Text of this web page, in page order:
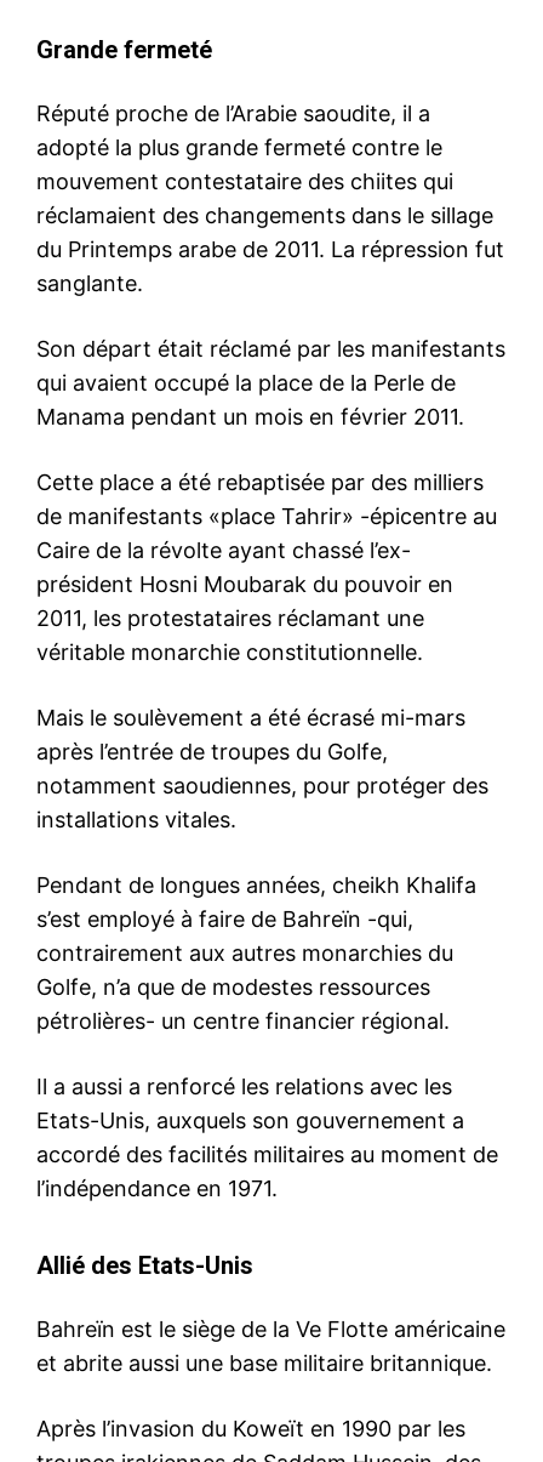
Grande fermeté
Réputé proche de l’Arabie saoudite, il a
adopté la plus grande fermeté contre le
mouvement contestataire des chiites qui
réclamaient des changements dans le sillage
du Printemps arabe de 2011. La répression fut
sanglante.
Son départ était réclamé par les manifestants
qui avaient occupé la place de la Perle de
Manama pendant un mois en février 2011.
Cette place a été rebaptisée par des milliers
de manifestants «place Tahrir» -épicentre au
Caire de la révolte ayant chassé l’ex-
président Hosni Moubarak du pouvoir en
2011, les protestataires réclamant une
véritable monarchie constitutionnelle.
Mais le soulèvement a été écrasé mi-mars
après l’entrée de troupes du Golfe,
notamment saoudiennes, pour protéger des
installations vitales.
Pendant de longues années, cheikh Khalifa
s’est employé à faire de Bahreïn -qui,
contrairement aux autres monarchies du
Golfe, n’a que de modestes ressources
pétrolières- un centre financier régional.
Il a aussi a renforcé les relations avec les
Etats-Unis, auxquels son gouvernement a
accordé des facilités militaires au moment de
l’indépendance en 1971.
Allié des Etats-Unis
Bahreïn est le siège de la Ve Flotte américaine
et abrite aussi une base militaire britannique.
Après l’invasion du Koweït en 1990 par les